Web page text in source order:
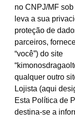
no CNPJ/MF sob
leva a sua
proteção de
parceiros,
“você”) do site
qualquer outro
Lojista (aqui
Esta Política de
destina-se a